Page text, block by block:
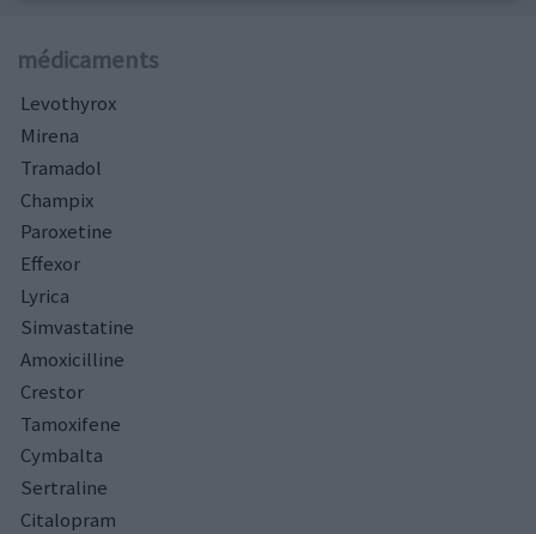
médicaments
Levothyrox
Mirena
Tramadol
Champix
Paroxetine
Effexor
Lyrica
Simvastatine
Amoxicilline
Crestor
Tamoxifene
Cymbalta
Sertraline
Citalopram